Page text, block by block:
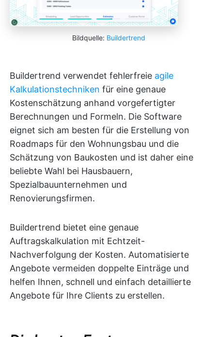
Bildquelle: Buildertrend
Buildertrend verwendet fehlerfreie agile
Kalkulationstechniken für eine genaue
Kostenschätzung anhand vorgefertigter
Berechnungen und Formeln. Die Software
eignet sich am besten für die Erstellung von
Roadmaps für den Wohnungsbau und die
Schätzung von Baukosten und ist daher eine
beliebte Wahl bei Hausbauern,
Spezialbauunternehmen und
Renovierungsfirmen.
Buildertrend bietet eine genaue
Auftragskalkulation mit Echtzeit-
Nachverfolgung der Kosten. Automatisierte
Angebote vermeiden doppelte Einträge und
helfen Ihnen, schnell und einfach detaillierte
Angebote für Ihre Clients zu erstellen.